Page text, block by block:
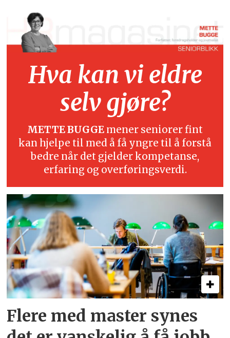
Hva kan vi eldre
selv gjøre?
METTE BUGGE mener seniorer fint
kan hjelpe til med å få yngre til å forstå
bedre når det gjelder kompetanse,
erfaring og overføringsverdi.
Flere med master synes